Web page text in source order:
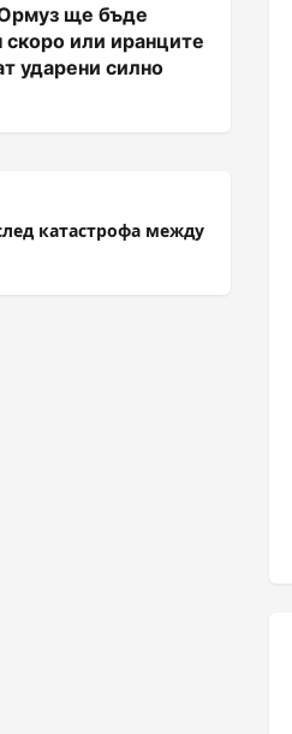
ще бъде
скоро или иранците
ударени силно
катастрофа между